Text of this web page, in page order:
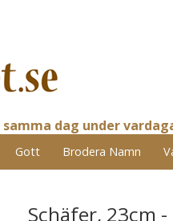
dag under
Gott Brodera Namn
Schäfer, 23cm -